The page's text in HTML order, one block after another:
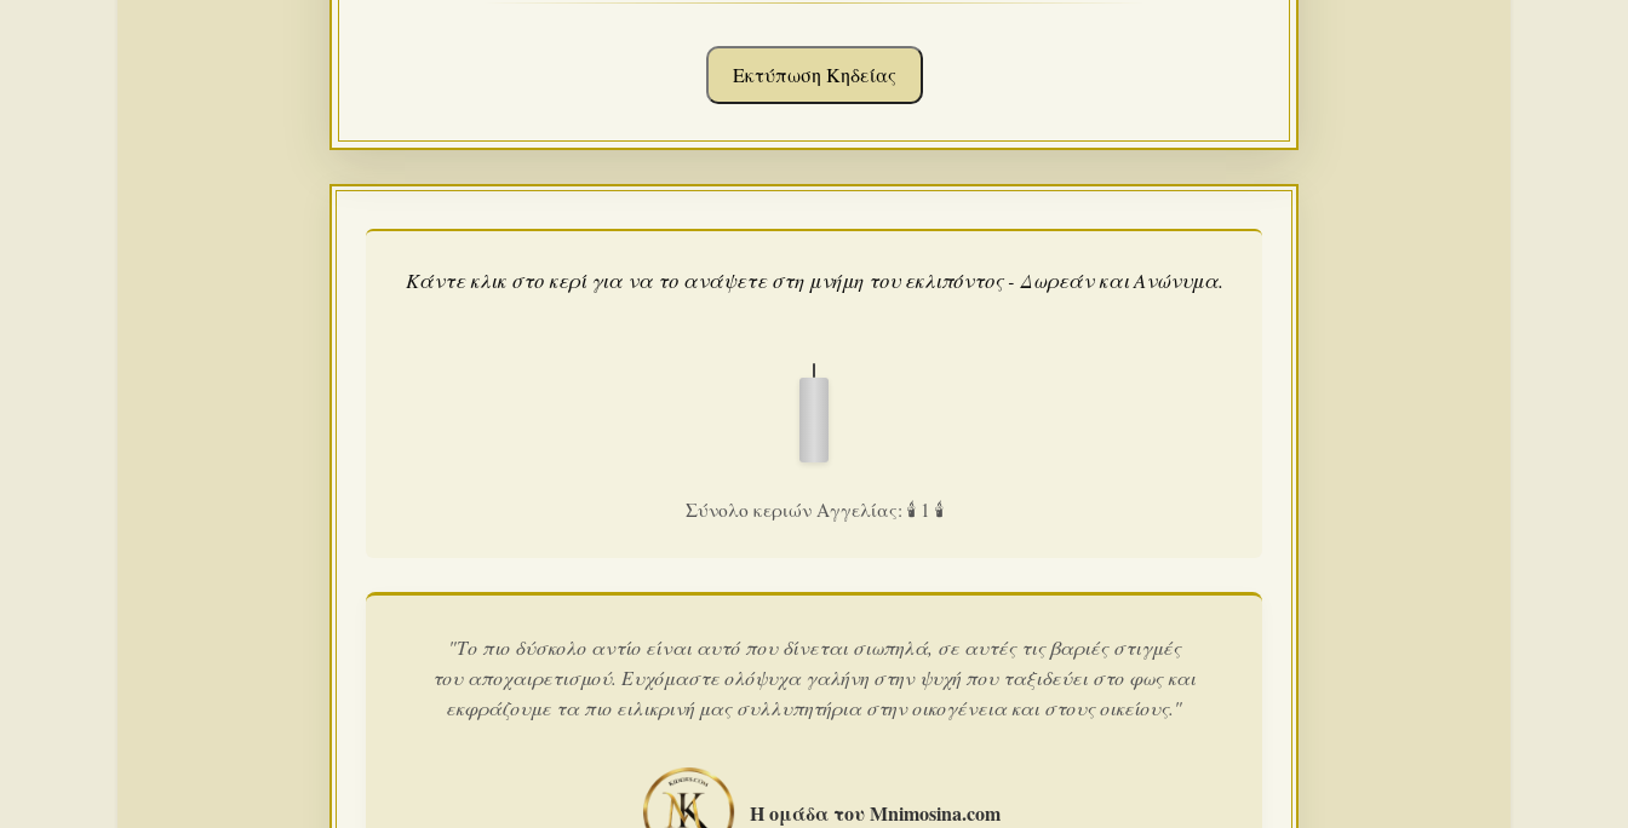
Εκτύπωση Κηδείας
Κάντε κλικ στο κερί για να το ανάψετε στη μνήμη του εκλιπόντος - Δωρεάν και Ανώνυμα.
Σύνολο κεριών Αγγελίας: 🕯️ 1 🕯️
"Το πιο δύσκολο αντίο είναι αυτό που δίνεται σιωπηλά, σε αυτές τις βαριές στιγμές
του αποχαιρετισμού. Ευχόμαστε ολόψυχα γαλήνη στην ψυχή που ταξιδεύει στο φως και
εκφράζουμε τα πιο ειλικρινή μας συλλυπητήρια στην οικογένεια και στους οικείους."
Η ομάδα του Mnimosina.com